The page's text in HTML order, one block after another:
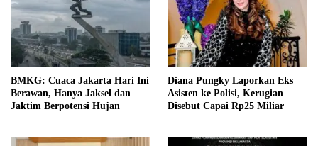
BMKG: Cuaca Jakarta Hari Ini
Berawan, Hanya Jaksel dan
Jaktim Berpotensi Hujan
Diana Pungky Laporkan Eks
Asisten ke Polisi, Kerugian
Disebut Capai Rp25 Miliar